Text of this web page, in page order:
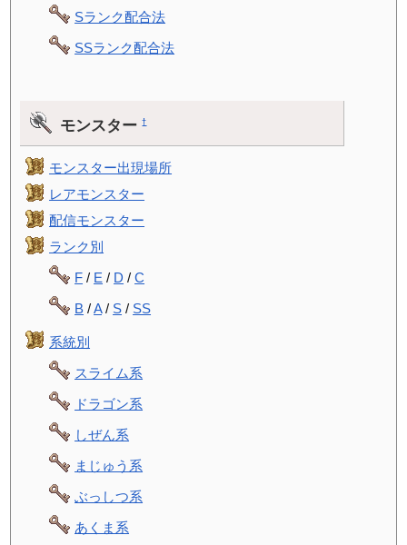
Sランク配合法
SSランク配合法
モンスター†
モンスター出現場所
レアモンスター
配信モンスター
ランク別
F / E / D /C
B /A/ S / SS
系統別
スライム系
ドラゴン系
しぜん系
まじゅう系
ぶっしつ系
あくま系